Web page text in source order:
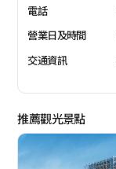
電話
營業日及時間
交通資訊
推薦觀光景點